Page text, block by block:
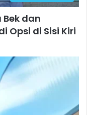
dan
Opsi di Sisi Kiri